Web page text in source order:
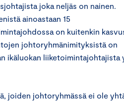
joka neljäs on nainen.
ainoastaan 15
on kuitenkin
johtoryhmänimityksistä on
ikäluokan liiketoimintajohtajista
joiden johtoryhmässä ei ole